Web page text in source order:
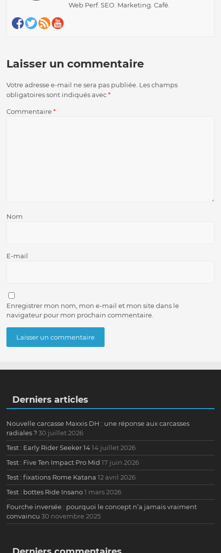
Web Perf. SEO. Marketing. Café.
Laisser un commentaire
Votre adresse e-mail ne sera pas publiée. Les champs
obligatoires sont indiqués avec*
Commentaire*
Nom
E-mail
Enregistrer mon nom, mon e-mail et mon site dans le
navigateur pour mon prochain commentaire.
Derniers articles
Nouvelle carcasse Maxxis DH : une réponse aux carcasses
radiales ? 30 juillet 2026
Test : Early Rider Seeker 14 14 juillet 2026
Test : Five Ten Impact Pro Mid 17 juin 2026
Test : fixations Rome Katana 12 avril 2026
Test : bottes Ride Insano 1 mars 2026
Fourche inversée : pourquoi le concept n’a jamais vraiment
convaincu 30 novembre 2025